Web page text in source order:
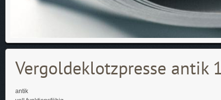
Vergoldeklotzpresse antik
antik